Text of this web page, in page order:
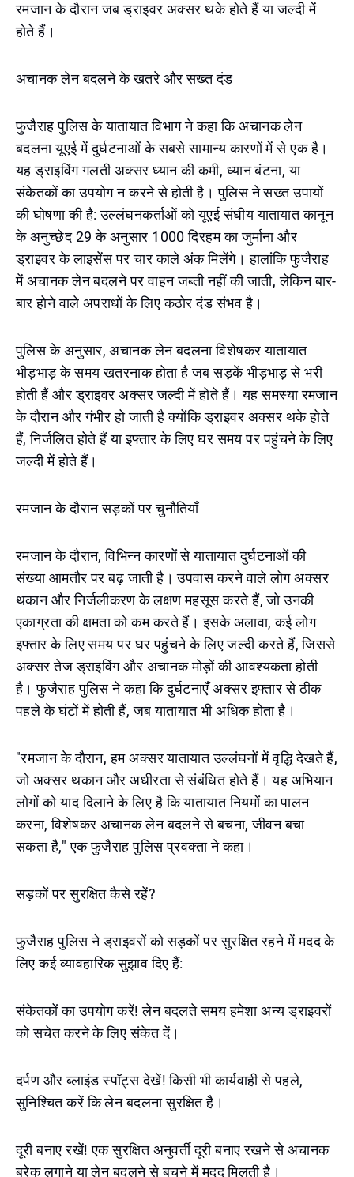
रमजान के दौरान जब ड्राइवर अक्सर थके होते हैं या जल्दी में
होते हैं।
अचानक लेन बदलने के खतरे और सख्त दंड
फुजैराह पुलिस के यातायात विभाग ने कहा कि अचानक लेन
बदलना यूएई में दुर्घटनाओं के सबसे सामान्य कारणों में से एक है।
यह ड्राइविंग गलती अक्सर ध्यान की कमी, ध्यान बंटना, या
संकेतकों का उपयोग न करने से होती है। पुलिस ने सख्त उपायों
की घोषणा की है: उल्लंघनकर्ताओं को यूएई संघीय यातायात कानून
के अनुच्छेद 29 के अनुसार 1000 दिरहम का जुर्माना और
ड्राइवर के लाइसेंस पर चार काले अंक मिलेंगे। हालांकि फुजैराह
में अचानक लेन बदलने पर वाहन जब्ती नहीं की जाती, लेकिन बार-
बार होने वाले अपराधों के लिए कठोर दंड संभव है।
पुलिस के अनुसार, अचानक लेन बदलना विशेषकर यातायात
भीड़भाड़ के समय खतरनाक होता है जब सड़कें भीड़भाड़ से भरी
होती हैं और ड्राइवर अक्सर जल्दी में होते हैं। यह समस्या रमजान
के दौरान और गंभीर हो जाती है क्योंकि ड्राइवर अक्सर थके होते
हैं, निर्जलित होते हैं या इफ्तार के लिए घर समय पर पहुंचने के लिए
जल्दी में होते हैं।
रमजान के दौरान सड़कों पर चुनौतियाँ
रमजान के दौरान, विभिन्न कारणों से यातायात दुर्घटनाओं की
संख्या आमतौर पर बढ़ जाती है। उपवास करने वाले लोग अक्सर
थकान और निर्जलीकरण के लक्षण महसूस करते हैं, जो उनकी
एकाग्रता की क्षमता को कम करते हैं। इसके अलावा, कई लोग
इफ्तार के लिए समय पर घर पहुंचने के लिए जल्दी करते हैं, जिससे
अक्सर तेज ड्राइविंग और अचानक मोड़ों की आवश्यकता होती
है। फुजैराह पुलिस ने कहा कि दुर्घटनाएँ अक्सर इफ्तार से ठीक
पहले के घंटों में होती हैं, जब यातायात भी अधिक होता है।
"रमजान के दौरान, हम अक्सर यातायात उल्लंघनों में वृद्धि देखते हैं,
जो अक्सर थकान और अधीरता से संबंधित होते हैं। यह अभियान
लोगों को याद दिलाने के लिए है कि यातायात नियमों का पालन
करना, विशेषकर अचानक लेन बदलने से बचना, जीवन बचा
सकता है," एक फुजैराह पुलिस प्रवक्ता ने कहा।
सड़कों पर सुरक्षित कैसे रहें?
फुजैराह पुलिस ने ड्राइवरों को सड़कों पर सुरक्षित रहने में मदद के
लिए कई व्यावहारिक सुझाव दिए हैं:
संकेतकों का उपयोग करें! लेन बदलते समय हमेशा अन्य ड्राइवरों
को सचेत करने के लिए संकेत दें।
दर्पण और ब्लाइंड स्पॉट्स देखें! किसी भी कार्यवाही से पहले,
सुनिश्चित करें कि लेन बदलना सुरक्षित है।
दूरी बनाए रखें! एक सुरक्षित अनुवर्ती दूरी बनाए रखने से अचानक
ब्रेक लगाने या लेन बदलने से बचने में मदद मिलती है।